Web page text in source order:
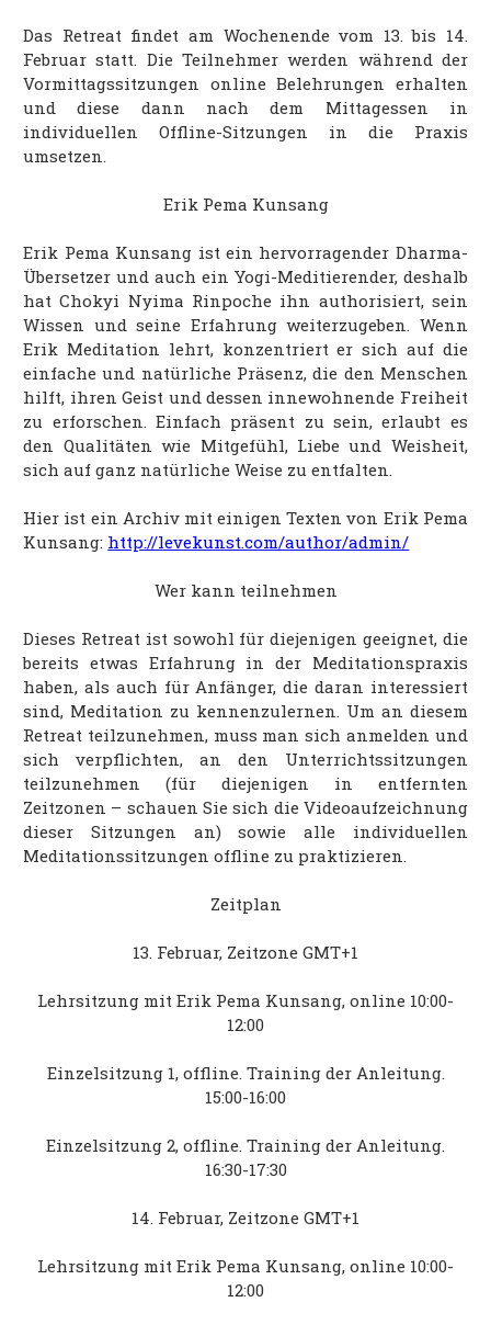
Das Retreat findet am Wochenende vom 13. bis 14.
Februar statt. Die Teilnehmer werden während der
Vormittagssitzungen online Belehrungen erhalten
und diese dann nach dem Mittagessen in
individuellen Offline-Sitzungen in die Praxis
umsetzen.
Erik Pema Kunsang
Erik Pema Kunsang ist ein hervorragender Dharma-
Übersetzer und auch ein Yogi-Meditierender, deshalb
hat Chokyi Nyima Rinpoche ihn authorisiert, sein
Wissen und seine Erfahrung weiterzugeben. Wenn
Erik Meditation lehrt, konzentriert er sich auf die
einfache und natürliche Präsenz, die den Menschen
hilft, ihren Geist und dessen innewohnende Freiheit
zu erforschen. Einfach präsent zu sein, erlaubt es
den Qualitäten wie Mitgefühl, Liebe und Weisheit,
sich auf ganz natürliche Weise zu entfalten.
Hier ist ein Archiv mit einigen Texten von Erik Pema
Kunsang: http://levekunst.com/author/admin/
Wer kann teilnehmen
Dieses Retreat ist sowohl für diejenigen geeignet, die
bereits etwas Erfahrung in der Meditationspraxis
haben, als auch für Anfänger, die daran interessiert
sind, Meditation zu kennenzulernen. Um an diesem
Retreat teilzunehmen, muss man sich anmelden und
sich verpflichten, an den Unterrichtssitzungen
teilzunehmen (für diejenigen in entfernten
Zeitzonen – schauen Sie sich die Videoaufzeichnung
dieser Sitzungen an) sowie alle individuellen
Meditationssitzungen offline zu praktizieren.
Zeitplan
13. Februar, Zeitzone GMT+1
Lehrsitzung mit Erik Pema Kunsang, online 10:00-
12:00
Einzelsitzung 1, offline. Training der Anleitung.
15:00-16:00
Einzelsitzung 2, offline. Training der Anleitung.
16:30-17:30
14. Februar, Zeitzone GMT+1
Lehrsitzung mit Erik Pema Kunsang, online 10:00-
12:00